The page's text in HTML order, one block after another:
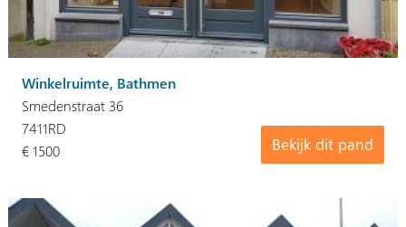
Winkelruimte, Bathmen
Smedenstraat 36
Bekijk dit pand
7411RD
€ 1500